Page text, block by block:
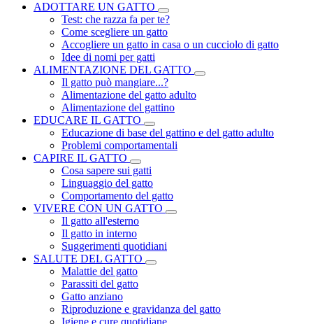
ADOTTARE UN GATTO
Test: che razza fa per te?
Come scegliere un gatto
Accogliere un gatto in casa o un cucciolo di gatto
Idee di nomi per gatti
ALIMENTAZIONE DEL GATTO
Il gatto può mangiare...?
Alimentazione del gatto adulto
Alimentazione del gattino
EDUCARE IL GATTO
Educazione di base del gattino e del gatto adulto
Problemi comportamentali
CAPIRE IL GATTO
Cosa sapere sui gatti
Linguaggio del gatto
Comportamento del gatto
VIVERE CON UN GATTO
Il gatto all'esterno
Il gatto in interno
Suggerimenti quotidiani
SALUTE DEL GATTO
Malattie del gatto
Parassiti del gatto
Gatto anziano
Riproduzione e gravidanza del gatto
Igiene e cure quotidiane